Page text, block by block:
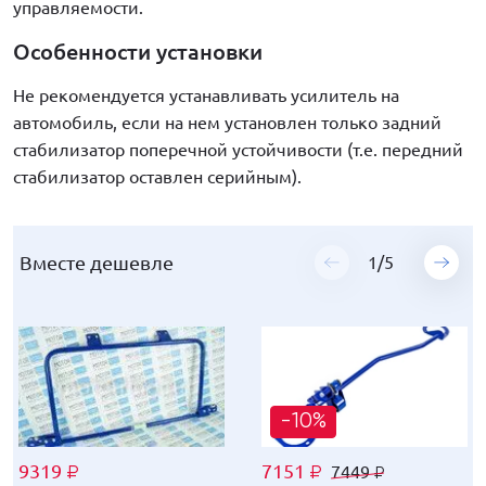
управляемости.
Особенности установки
Не рекомендуется устанавливать усилитель на
автомобиль, если на нем установлен только задний
стабилизатор поперечной устойчивости (т.е. передний
стабилизатор оставлен серийным).
Вместе дешевле 1 /5
9319 ₽
-10%
7151 ₽ 7449₽
Вместе дешевле 1 /5
9319 ₽
-10%
6998 ₽ 7290₽
Вместе дешевле 1 /5
9319 ₽
-19%
1813 ₽ 2239₽
Вместе дешевле 1 /5
9319 ₽
-12%
4598 ₽ 4790₽
Вместе дешевле 1 /5
9319 ₽
-19%
1238 ₽ 1529₽